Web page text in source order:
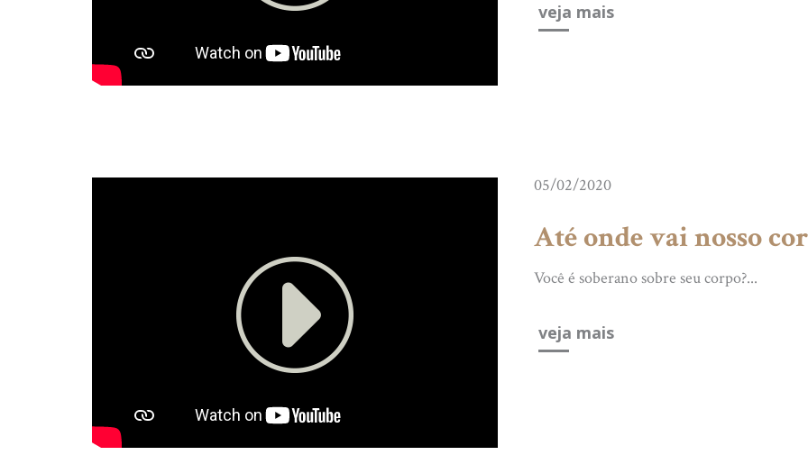
veja mais
05/02/2020
Até onde vai nosso
Você é soberano sobre seu corpo?...
veja mais